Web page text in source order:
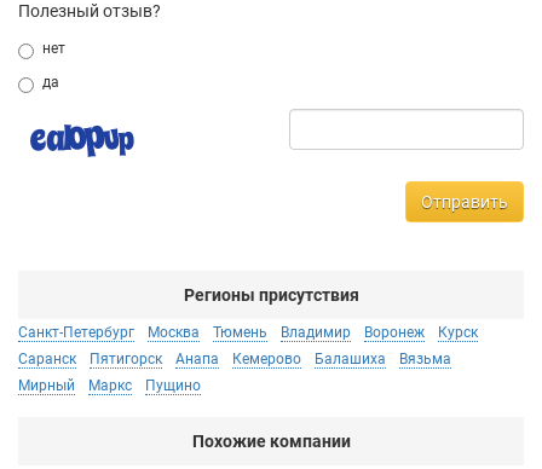
Полезный отзыв?
нет
да
Отправить
Регионы присутствия
Санкт-Петербург Москва Тюмень Владимир Воронеж
Курск
Саранск
Пятигорск Анапа Кемерово Балашиха
Вязьма
Мирный
Маркс Пущино
Похожие компании